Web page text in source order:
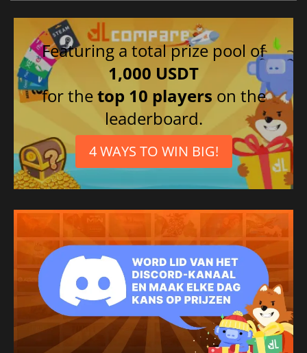
Featuring a total prize pool of
1,000 USDT
for thetop 10 players on the
leaderboard.
4 WAYS TO WIN BIG!